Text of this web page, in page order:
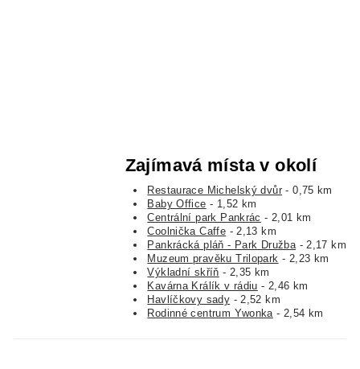
Zajímavá místa v okolí
Restaurace Michelský dvůr - 0,75 km
Baby Office - 1,52 km
Centrální park Pankrác - 2,01 km
Coolnička Caffe - 2,13 km
Pankrácká pláň - Park Družba - 2,17 km
Muzeum pravěku Trilopark - 2,23 km
Výkladní skříň - 2,35 km
Kavárna Králík v rádiu - 2,46 km
Havlíčkovy sady - 2,52 km
Rodinné centrum Ywonka - 2,54 km